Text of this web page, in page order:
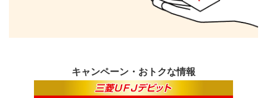
キャ ンペーン・おトクな情報